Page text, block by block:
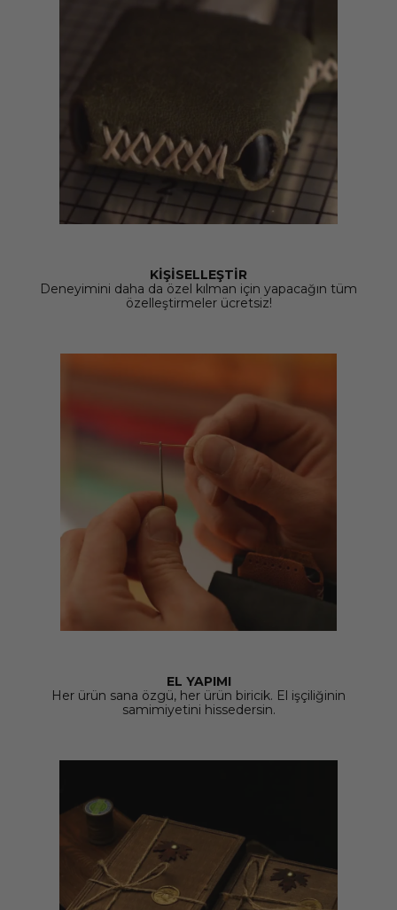
KİŞİSELLEŞTİR
Deneyimini daha da özel kılman için yapacağın tüm
özelleştirmeler ücretsiz!
EL YAPIMI
Her ürün sana özgü, her ürün biricik. El işçiliğinin
samimiyetini hissedersin.